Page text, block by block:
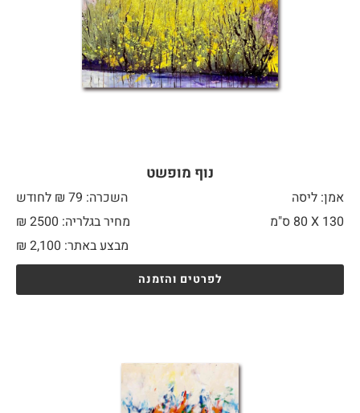
נוף מופשט
אמן: ליסה
השכרה: 79 ₪ לחודש
130 X
מחיר בגלריה: 2500 ₪
מבצע באתר:
₪ 2,100
לפרטים והזמנה